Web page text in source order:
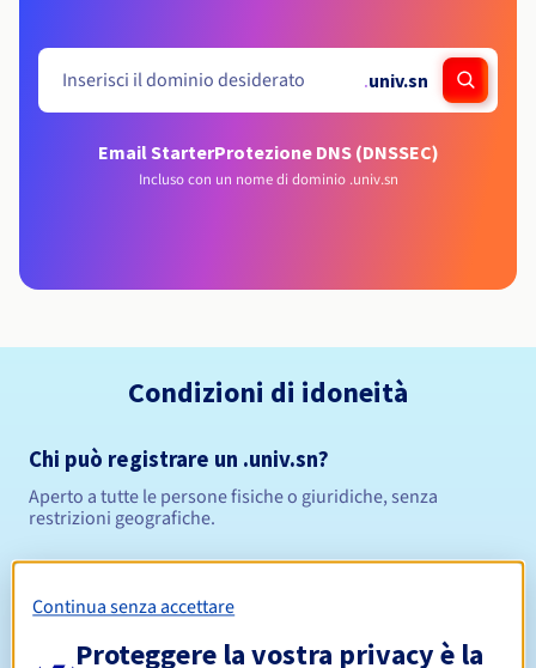
.univ.sn
Email StarterProtezione DNS (DNSSEC)
Incluso con un nome di dominio .univ.sn
Condizioni di idoneità
Chi può registrare un .univ.sn?
Aperto a tutte le persone fisiche o giuridiche, senza
restrizioni geografiche.
Regole di gestione e notifiche
Continua senza accettare
Proteggere la vostra privacy è la